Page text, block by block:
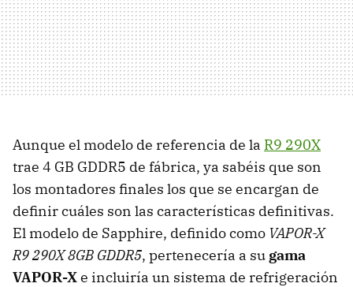
Aunque el modelo de referencia de la R9 290X
trae 4 GB GDDR5 de fábrica, ya sabéis que son
los montadores finales los que se encargan de
definir cuáles son las características definitivas.
El modelo de Sapphire, definido como VAPOR-X
R9 290X 8GB GDDR5, pertenecería a su gama
VAPOR-Xe incluiría un sistema de refrigeración